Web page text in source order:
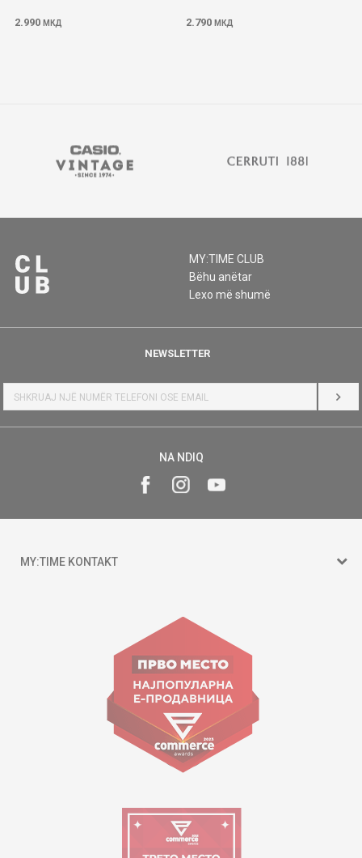
2.990 МКД 2.790 МКД
MY:TIME CLUB
Bëhu anëtar
Lexo më shumë
NEWSLETTER
HYR
NA NDIQ
MY:TIME KONTAKT
Goce Nikolovski 74 Shkup
contact@mytime.mk
Orari i punës:
09:00 - 17:00